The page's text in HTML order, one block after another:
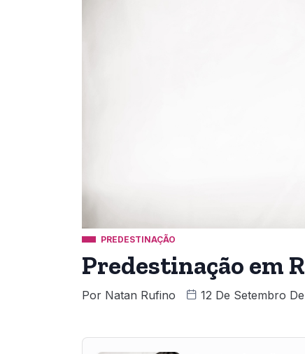
PREDESTINAÇÃO
Predestinação em
Por Natan Rufino 12 De Setembro
Audio